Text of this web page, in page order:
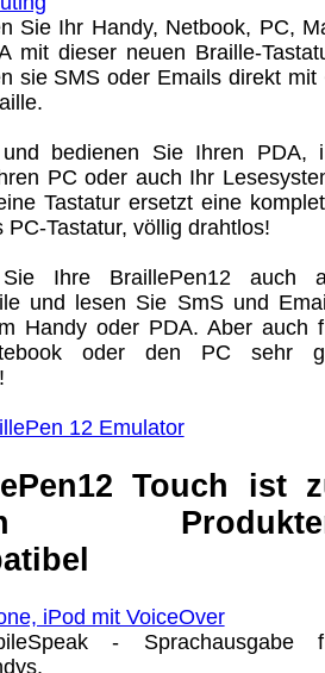
Sie Ihr Handy, Netbook, PC,
mit dieser neuen Braille-
sie SMS oder Emails direkt mit
und bedienen Sie Ihren PDA,
PC oder auch Ihr
Tastatur ersetzt eine
PC-Tastatur, völlig drahtlos!
Ihre BraillePen12 auch
und lesen Sie SmS und
Handy oder PDA. Aber auch
oder den PC sehr
12 Emulator
Touch ist
iPod mit VoiceOver
- Sprachausgabe
oder
Versandart
erhalten Sie per
Email z.B. einen
Rechnung /
Lieferschein. Sie
erhalten also
keinen
genannten
der jeweiligen
Irrtümer und
vorbehalten.
2026 Blinden
- 312 O
hat das Landgericht
dass man durch die
die Inhalte der
zu verantworten hat.
verhindert werden,
von diesen
distanzieren wir
2026
Wir
[ 9477 ]